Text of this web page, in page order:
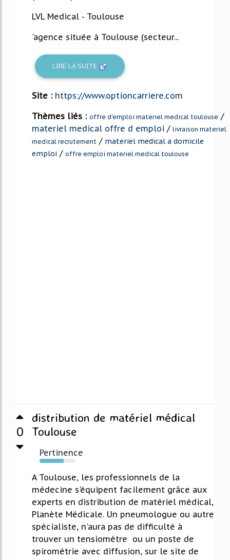
LVL Medical - Toulouse
'agence située à Toulouse (secteur...
LIRE LA SUITE
Site : https://www.optioncarriere.com
Thèmes liés : offre d'emploi materiel medical toulouse /
materiel medical offre d emploi / livraison materiel
medical recrutement / materiel medical a domicile
emploi / offre emploi materiel medical toulouse
0
distribution de matériel médical
Toulouse
Pertinence
67%
A Toulouse, les professionnels de la
médecine s'équipent facilement grâce aux
experts en distribution de matériel médical,
Planète Médicale. Un pneumologue ou autre
spécialiste, n'aura pas de difficulté à
trouver un tensiomètre ou un poste de
spirométrie avec diffusion, sur le site de